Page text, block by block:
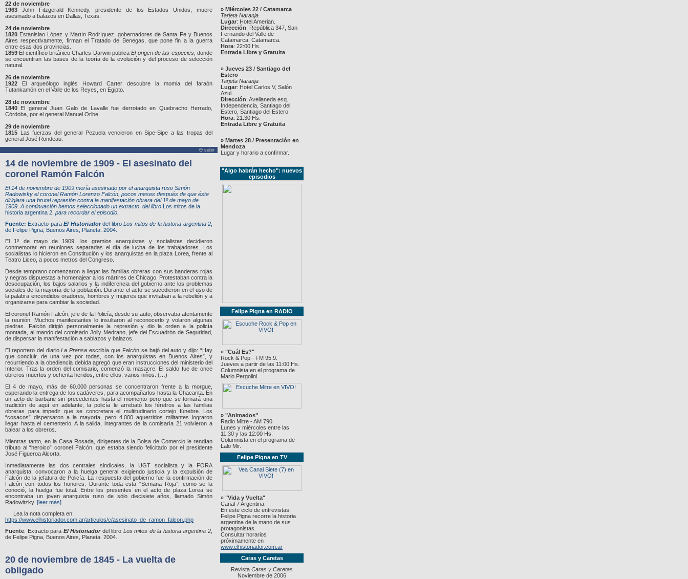
» Miércoles 22 / Catamarca
Tarjeta Naranja
Lugar: Hotel Amerian.
Dirección: República 347, San
Fernando del Valle de
Catamarca, Catamarca.
Hora: 22:00 Hs.
Entrada Libre y Gratuita
» Jueves 23 / Santiago del
Estero
Tarjeta Naranja
Lugar: Hotel Carlos V, Salón
Azul.
Dirección: Avellaneda esq.
Independencia, Santiago del
Estero, Santiago del Estero.
Hora: 21:30 Hs.
Entrada Libre y Gratuita
» Martes 28 / Presentación en
Mendoza
Lugar y horario a confirmar.
"Algo habrán hecho": nuevos
episodios
Felipe Pigna en RADIO
» "Cuál Es?"
Rock & Pop - FM 95.9.
Jueves a partir de las 11:00 Hs.
Columnista en el programa de
Mario Pergolini.
» "Animados"
Radio Mitre - AM 790.
Lunes y miércoles entre las
11:30 y las 12:00 Hs.
Columnista en el programa de
Lalo Mir.
Felipe Pigna en TV
» "Vida y Vuelta"
Canal 7 Argentina.
En este ciclo de entrevistas,
Felipe Pigna recorre la historia
argentina de la mano de sus
protagonistas.
Consultar horarios
próximamente en
www.elhistoriador.com.ar
Caras y Caretas
Revista Caras y Caretas
Noviembre de 2006
22 de noviembre
1963 John Fitzgerald Kennedy, presidente de los Estados Unidos, muere
asesinado a balazos en Dallas, Texas.
24 de noviembre
1820 Estanislao López y Martín Rodríguez, gobernadores de Santa Fe y Buenos
Aires respectivamente, firman el Tratado de Benegas, que pone fin a la guerra
entre esas dos provincias.
1859 El científico británico Charles Darwin publicaEl origen de las especies, donde
se encuentran las bases de la teoría de la evolución y del proceso de selección
natural.
26 de noviembre
1922 El arqueólogo inglés Howard Carter descubre la momia del faraón
Tutankamón en el Valle de los Reyes, en Egipto.
28 de noviembre
1840 El general Juan Galo de Lavalle fue derrotado en Quebracho Herrado,
Córdoba, por el general Manuel Oribe.
29 de noviembre
1815 Las fuerzas del general Pezuela vencieron en Sipe-Sipe a las tropas del
general José Rondeau.
Θ subir
14 de noviembre de 1909 - El asesinato del
coronel Ramón Falcón
El 14 de noviembre de 1909 moría asesinado por el anarquista ruso Simón
Radowisky el coronel Ramón Lorenzo Falcón, pocos meses después de que éste
dirigiera una brutal represión contra la manifestación obrera del 1º de mayo de
1909. A continuación hemos seleccionado un extracto del libro Los mitos de la
historia argentina 2, para recordar el episodio.
Fuente: Extracto paraEl Historiadordel libroLos mitos de la historia argentina 2
de Felipe Pigna, Buenos Aires, Planeta. 2004.
El 1º de mayo de 1909, los gremios anarquistas y socialistas decidieron
conmemorar en reuniones separadas el día de lucha de los trabajadores. Los
socialistas lo hicieron en Constitución y los anarquistas en la plaza Lorea, frente al
Teatro Liceo, a pocos metros del Congreso.
Desde temprano comenzaron a llegar las familias obreras con sus banderas rojas
y negras dispuestas a homenajear a los mártires de Chicago. Protestaban contra la
desocupación, los bajos salarios y la indiferencia del gobierno ante los problemas
sociales de la mayoría de la población. Durante el acto se sucedieron en el uso de
la palabra encendidos oradores, hombres y mujeres que invitaban a la rebelión y a
organizarse para cambiar la sociedad.
El coronel Ramón Falcón, jefe de la Policía, desde su auto, observaba atentamente
la reunión. Muchos manifestantes lo insultaron al reconocerlo y volaron algunas
piedras. Falcón dirigió personalmente la represión y dio la orden a la policía
montada, al mando del comisario Jolly Medrano, jefe del Escuadrón de Seguridad,
de dispersar la manifestación a sablazos y balazos.
El reportero del diarioLa Prensa escribía que Falcón se bajó del auto y dijo: “Hay
que concluir, de una vez por todas, con los anarquistas en Buenos Aires”, y
recurriendo a la obediencia debida agregó que eran instrucciones del ministerio del
Interior. Tras la orden del comisario, comenzó la masacre. El saldo fue de once
obreros muertos y ochenta heridos, entre ellos, varios niños. (…)
El 4 de mayo, más de 60.000 personas se concentraron frente a la morgue,
esperando la entrega de los cadáveres, para acompañarlos hasta la Chacarita. En
un acto de barbarie sin precedentes hasta el momento pero que se tornará una
tradición de aquí en adelante, la policía le arrebató los féretros a las familias
obreras para impedir que se concretara el multitudinario cortejo fúnebre. Los
“cosacos” dispersaron a la mayoría, pero 4.000 aguerridos militantes lograron
llegar hasta el cementerio. A la salida, integrantes de la comisaría 21 volvieron a
balear a los obreros.
Mientras tanto, en la Casa Rosada, dirigentes de la Bolsa de Comercio le rendían
tributo al “heroico” coronel Falcón, que estaba siendo felicitado por el presidente
José Figueroa Alcorta.
Inmediatamente las dos centrales sindicales, la UGT socialista y la FORA
anarquista, convocaron a la huelga general exigiendo justicia y la expulsión de
Falcón de la jefatura de Policía. La respuesta del gobierno fue la confirmación de
Falcón con todos los honores. Durante toda esta “Semana Roja”, como se la
conoció, la huelga fue total. Entre los presentes en el acto de plaza Lorea se
encontraba un joven anarquista ruso de sólo diecisiete años, llamado Simón
Radowitzky. [leer más]
Lea la nota completa en:
https://www.elhistoriador.com.ar/articulos/c/asesinato_de_ramon_falcon.php
Fuente: Extracto para El Historiadordel libro Los mitos de la historia argentina 2
de Felipe Pigna, Buenos Aires, Planeta. 2004.
20 de noviembre de 1845 - La vuelta de
obligado